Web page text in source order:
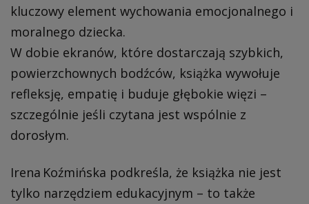
kluczowy element wychowania emocjonalnego i
moralnego dziecka.
W dobie ekranów, które dostarczają szybkich,
powierzchownych bodźców, książka wywołuje
refleksję, empatię i buduje głębokie więzi –
szczególnie jeśli czytana jest wspólnie z
dorosłym.
Irena Koźmińska podkreśla, że książka nie jest
tylko narzędziem edukacyjnym – to także